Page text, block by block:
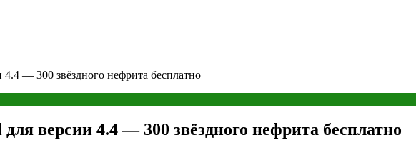
— 300 звёздного нефрита бесплатно
версии 4.4 — 300 звёздного нефрита бесплатно